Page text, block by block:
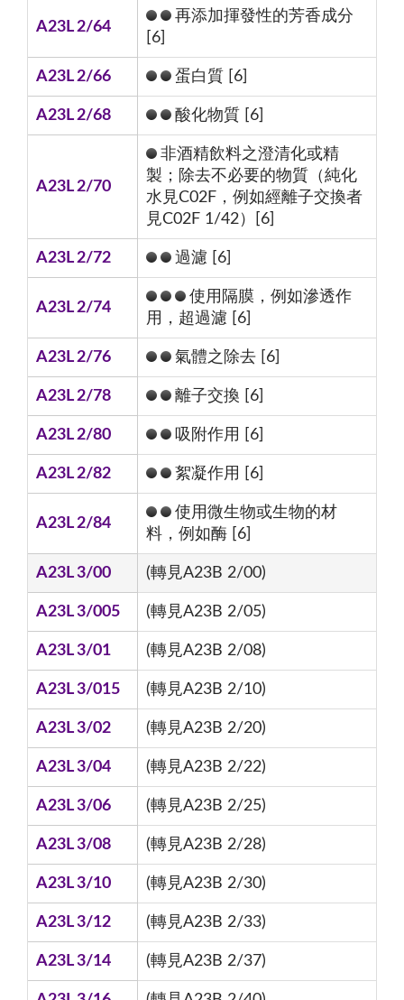
A23L 2/64
再添加揮發性的芳香成分
[6]
A23L 2/66 蛋白質 [6]
A23L 2/68 酸化物質 [6]
A23L 2/70
非酒精飲料之澄清化或精
製；除去不必要的物質（純化
水見C02F，例如經離子交換者
見C02F 1/42）[6]
A23L 2/72 過濾 [6]
A23L 2/74
使用隔膜，例如滲透作
用，超過濾 [6]
A23L 2/76 氣體之除去 [6]
A23L 2/78 離子交換 [6]
A23L 2/80 吸附作用 [6]
A23L 2/82 絮凝作用 [6]
A23L 2/84
使用微生物或生物的材
料，例如酶 [6]
A23L 3/00 (轉見A23B 2/00)
A23L 3/005 (轉見A23B 2/05)
A23L 3/01 (轉見A23B 2/08)
A23L 3/015 (轉見A23B 2/10)
A23L 3/02 (轉見A23B 2/20)
A23L 3/04 (轉見A23B 2/22)
A23L 3/06 (轉見A23B 2/25)
A23L 3/08 (轉見A23B 2/28)
A23L 3/10 (轉見A23B 2/30)
A23L 3/12 (轉見A23B 2/33)
A23L 3/14 (轉見A23B 2/37)